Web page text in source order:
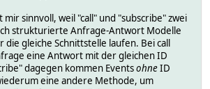
sinnvoll, weil "call" und "subscribe" zwei
strukturierte Anfrage-Antwort Modelle
die gleiche Schnittstelle laufen. Bei call
eine Antwort mit der gleichen ID
dagegen kommen EventsohneID
eine andere Methode, um